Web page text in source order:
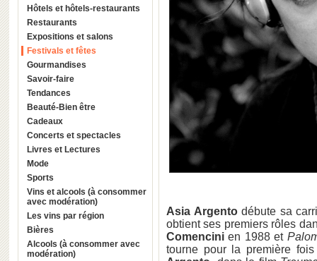
Hôtels et hôtels-restaurants
Restaurants
Expositions et salons
Festivals et fêtes
Gourmandises
Savoir-faire
Tendances
Beauté-Bien être
Cadeaux
Concerts et spectacles
Livres et Lectures
Mode
Sports
Vins et alcools (à consommer
avec modération)
Les vins par région
Bières
Alcools (à consommer avec
modération)
Asia Argentodébute sa
obtient ses premiers rôles
Comencini en 1988 et
tourne pour la première